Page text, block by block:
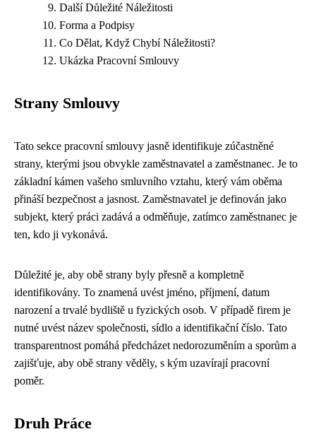
Další Důležité Náležitosti
Forma a Podpisy
Co Dělat, Když Chybí Náležitosti?
Ukázka Pracovní Smlouvy
Strany Smlouvy
Tato sekce pracovní smlouvy jasně identifikuje zúčastněné
strany, kterými jsou obvykle zaměstnavatel a zaměstnanec. Je to
základní kámen vašeho smluvního vztahu, který vám oběma
přináší bezpečnost a jasnost. Zaměstnavatel je definován jako
subjekt, který práci zadává a odměňuje, zatímco zaměstnanec je
ten, kdo ji vykonává.
Důležité je, aby obě strany byly přesně a kompletně
identifikovány. To znamená uvést jméno, příjmení, datum
narození a trvalé bydliště u fyzických osob. V případě firem je
nutné uvést název společnosti, sídlo a identifikační číslo. Tato
transparentnost pomáhá předcházet nedorozuměním a sporům a
zajišťuje, aby obě strany věděly, s kým uzavírají pracovní
poměr.
Druh Práce